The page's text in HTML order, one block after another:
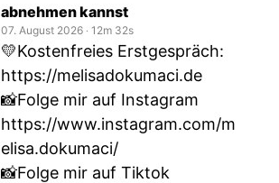
abnehmen kannst
07. August 2026 ‧ 12m 32s
💛Kostenfreies Erstgespräch:
https://melisadokumaci.de
📸Folge mir auf Instagram
https://www.instagram.com/m
elisa.dokumaci/
📸Folge mir auf Tiktok